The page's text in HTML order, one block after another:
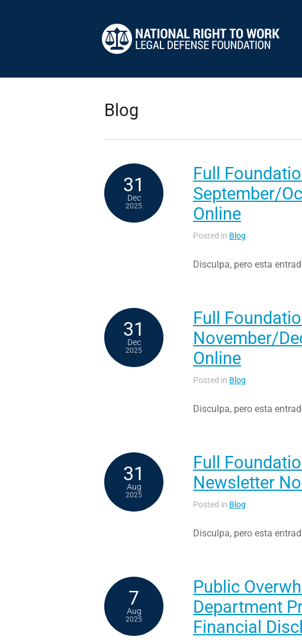
Blog
31
Dec
2025
Full
September/
Online
Posted in Blog
Disculpa, pero esta
31
Dec
2025
Full
November/
Online
Posted in Blog
Disculpa, pero esta
31
Aug
2025
Full
Newsletter
Posted in Blog
Disculpa, pero esta
7
Aug
2025
Public
Department
Financial